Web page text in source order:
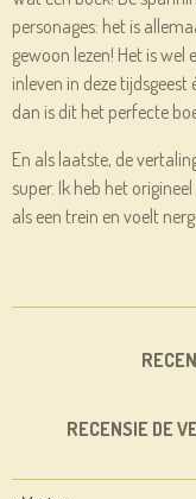
personages: het is
gewoon lezen! Het is wel
inleven in deze tijdsgeest
dan is dit het perfecte
En als laatste, de
super. Ik heb het
als een trein en voelt
RECENSIE DE